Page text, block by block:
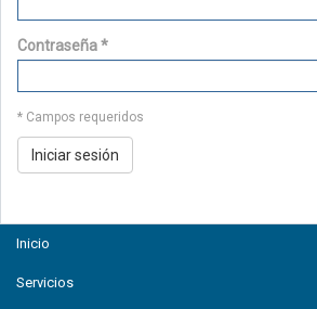
Contraseña*
* Campos requeridos
Inicio
Servicios